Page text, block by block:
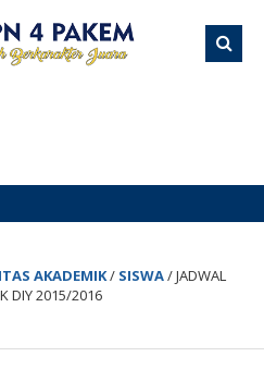
AKADEMIK/ SISWA/JADWAL
DIY 2015/2016